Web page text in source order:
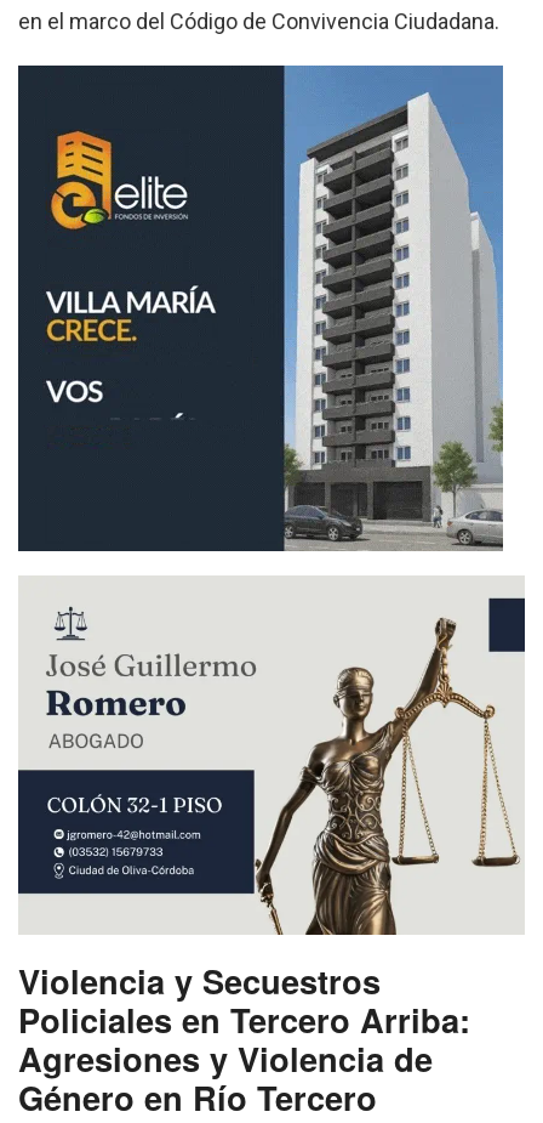
en el marco del Código de Convivencia Ciudadana.
Violencia y Secuestros
Policiales en Tercero Arriba:
Agresiones y Violencia de
Género en Río Tercero